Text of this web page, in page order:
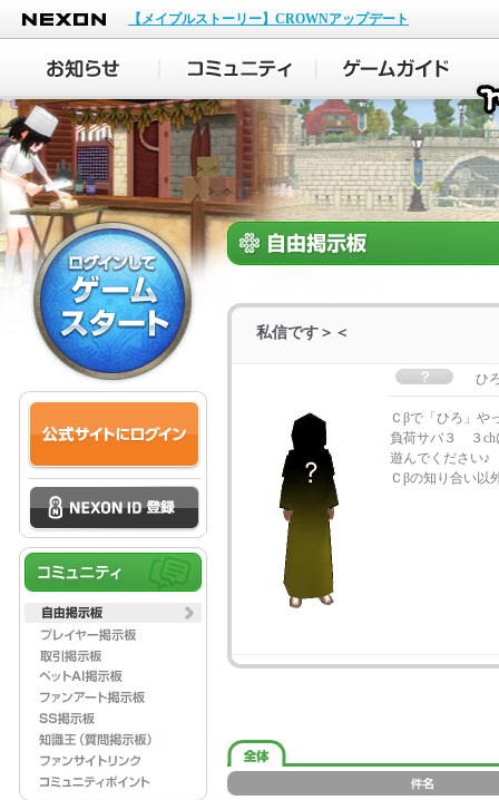
NEXON
【メイプルストーリー】CROWNアップデート
私信です＞＜
ひ
Ｃβで「ひろ」や
負荷サバ３ ３ch
遊んでください♪
Ｃβの知り合い